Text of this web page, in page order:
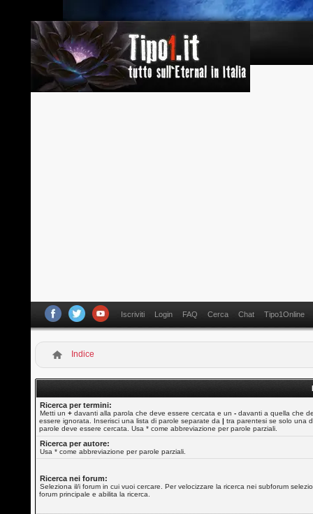
Iscriviti Login FAQ Cerca Chat Tipo1Online
Indice
Ricerca per termini:
Metti un+ davanti alla parola che deve essere cercata e un- davanti a quella che
essere ignorata. Inserisci una lista di parole separate da| tra parentesi se solo una
parole deve essere cercata. Usa * come abbreviazione per parole parziali.
Ricerca per autore:
Usa * come abbreviazione per parole parziali.
Ricerca nei forum:
Seleziona il/i forum in cui vuoi cercare. Per velocizzare la ricerca nei subforum
forum principale e abilita la ricerca.